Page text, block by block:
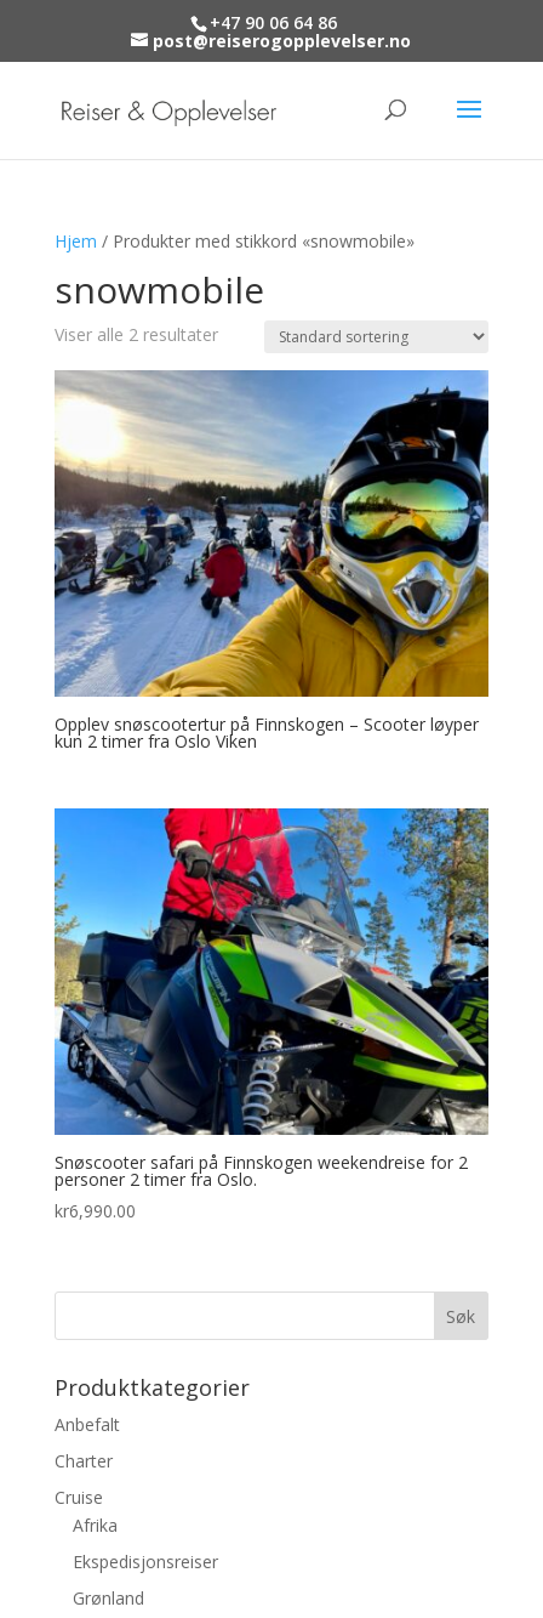
+47 90 06 64 86
post@reiserogopplevelser.no
Hjem / Produkter med stikkord «snowmobile»
snowmobile
Viser alle 2 resultater
Opplev snøscootertur på Finnskogen – Scooter løyper
kun 2 timer fra Oslo Viken
Snøscooter safari på Finnskogen weekendreise for 2
personer 2 timer fra Oslo.
kr6,990.00
Produktkategorier
Anbefalt
Charter
Cruise
Afrika
Ekspedisjonsreiser
Grønland